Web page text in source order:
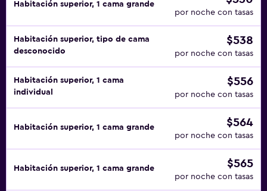
Habitación superior, 1 cama grande
por noche con tasas
Habitación superior, tipo de cama
desconocido
$538
por noche con tasas
Habitación superior, 1 cama
individual
$556
por noche con tasas
Habitación superior, 1 cama grande $564
por noche con tasas
Habitación superior, 1 cama grande $565
por noche con tasas